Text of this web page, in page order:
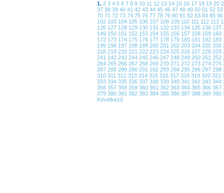
1. 2 3 4 5 6 7 8 9 10 11 12 13 14 15 16 17 18 19 20
37 38 39 40 41 42 43 44 45 46 47 48 49 50 51 52 53
70 71 72 73 74 75 76 77 78 79 80 81 82 83 84 85 86
102 103 104 105 106 107 108 109 110 111 112 113
126 127 128 129 130 131 132 133 134 135 136 137
149 150 151 152 153 154 155 156 157 158 159 160
172 173 174 175 176 177 178 179 180 181 182 183
195 196 197 198 199 200 201 202 203 204 205 206
218 219 220 221 222 223 224 225 226 227 228 229
241 242 243 244 245 246 247 248 249 250 251 252
264 265 266 267 268 269 270 271 272 273 274 275
287 288 289 290 291 292 293 294 295 296 297 298
310 311 312 313 314 315 316 317 318 319 320 321
333 334 335 336 337 338 339 340 341 342 343 344
356 357 358 359 360 361 362 363 364 365 366 367
379 380 381 382 383 384 385 386 387 388 389 390
Következő